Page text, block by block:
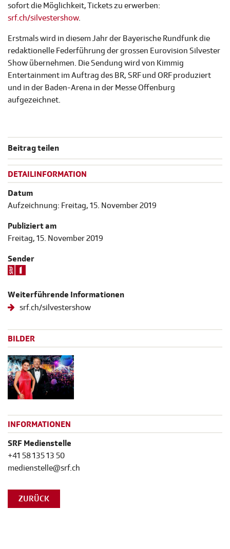
sofort die Möglichkeit, Tickets zu erwerben:
srf.ch/silvestershow.
Erstmals wird in diesem Jahr der Bayerische Rundfunk die
redaktionelle Federführung der grossen Eurovision Silvester
Show übernehmen. Die Sendung wird von Kimmig
Entertainment im Auftrag des BR, SRF und ORF produziert
und in der Baden-Arena in der Messe Offenburg
aufgezeichnet.
Beitrag teilen
DETAILINFORMATION
Datum
Aufzeichnung: Freitag, 15. November 2019
Publiziert am
Freitag, 15. November 2019
Sender
Weiterführende Informationen
srf.ch/silvestershow
BILDER
INFORMATIONEN
SRF Medienstelle
+41 58 135 13 50
medienstelle@srf.ch
ZURÜCK